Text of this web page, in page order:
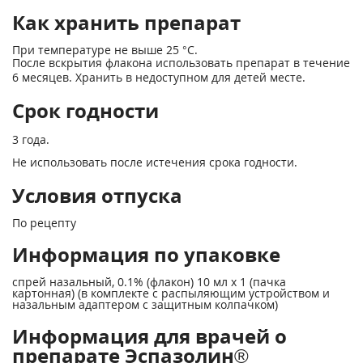
Как хранить препарат
При температуре не выше 25 °С.
После вскрытия флакона использовать препарат в течение
6 месяцев. Хранить в недоступном для детей месте.
Срок годности
3 года.
Не использовать после истечения срока годности.
Условия отпуска
По рецепту
Информация по упаковке
спрей назальный, 0.1% (флакон) 10 мл х 1 (пачка
картонная) (в комплекте с распыляющим устройством и
назальным адаптером с защитным колпачком)
Информация для врачей о
препарате Эспазолин®